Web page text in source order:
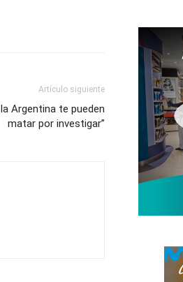
Artículo siguiente
Argentina te pueden
matar por investigar”